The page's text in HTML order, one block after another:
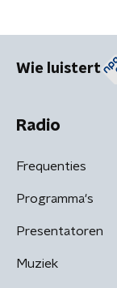
Wie luistert
Radio
Frequenties
Programma's
Presentatoren
Muziek